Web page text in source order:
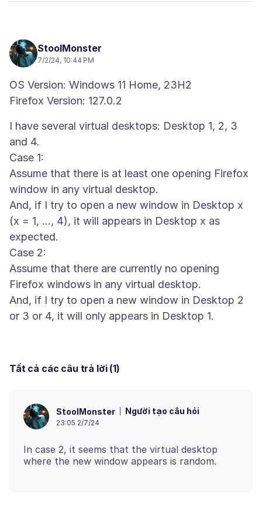
StoolMonster
7/2/24, 10:44 PM
OS Version: Windows 11 Home, 23H2
I have several virtual desktops: Desktop 1, 2, 3
and 4.
Case 1:
Assume that there is at least one opening Firefox
window in any virtual desktop.
And, if I try to open a new window in Desktop x
(x = 1, ..., 4), it will appears in Desktop x as
expected.
Case 2:
Assume that there are currently no opening
Firefox windows in any virtual desktop.
And, if I try to open a new window in Desktop 2
Tất cả các câu trả lời (1)
StoolMonster Người tạo câu hỏi
23:05 2/7/24
In case 2, it seems that the virtual desktop